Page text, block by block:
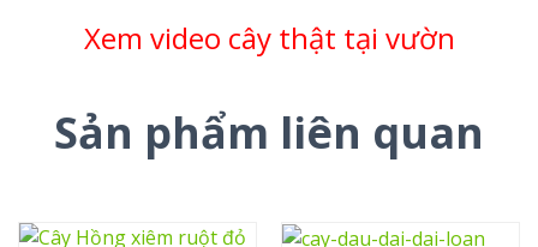
Xem video cây thật tại vườn
Sản phẩm liên quan